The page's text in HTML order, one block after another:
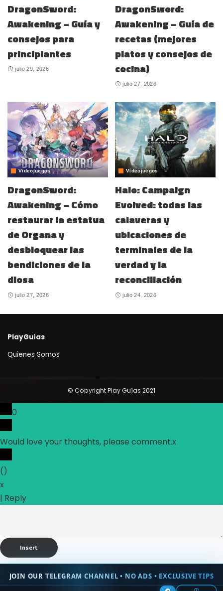
JOIN OUR TELEGRAM CHANNEL • NO ADS • EXCLUSIVE TIPS
DragonSword:
Awakening – Guía y
consejos para
principiantes
julio 29, 2026
DragonSword:
Awakening – Guía de
recetas (mejores
platos y consejos de
cocina)
julio 27, 2026
Videojuegos
DragonSword:
Awakening – Cómo
restaurar la estatua
de Organa y
desbloquear las
bendiciones de la
diosa
julio 27, 2026
Videojuegos
Halo: Campaign
Evolved: todas las
calaveras y
ubicaciones de
terminales de la
verdad y la
reconciliación
julio 24, 2026
PlayGuías
Quienes Somos
© Copyright Play Guías 2021
0
Would love your thoughts, please comment.x
()
x
| Reply
Insert